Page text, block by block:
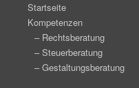
Startseite
Kompetenzen
– Rechtsberatung
– Steuerberatung
– Gestaltungsberatung